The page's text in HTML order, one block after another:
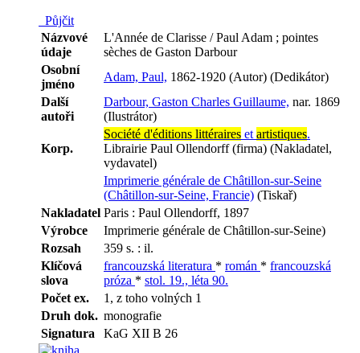
Půjčit
Názvové
údaje
L'Année de Clarisse / Paul Adam ; pointes
sèches de Gaston Darbour
Osobní
jméno
Adam, Paul, 1862-1920 (Autor) (Dedikátor)
Další
autoři
Darbour, Gaston Charles Guillaume, nar. 1869
(Ilustrátor)
Korp.
Société d'éditions littéraires et artistiques.
Librairie Paul Ollendorff (firma) (Nakladatel,
vydavatel)
Imprimerie générale de Châtillon-sur-Seine
(Châtillon-sur-Seine, Francie) (Tiskař)
Nakladatel Paris : Paul Ollendorff, 1897
Výrobce
Imprimerie générale de Châtillon-sur-Seine)
Rozsah
359 s. : il.
Klíčová
slova
francouzská literatura * román * francouzská
próza * stol. 19., léta 90.
Počet ex.
1, z toho volných 1
Druh dok. monografie
Signatura
KaG XII B 26